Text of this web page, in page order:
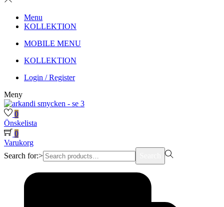
Menu
KOLLEKTION
MOBILE MENU
KOLLEKTION
Login / Register
Meny
0
Önskelista
0
Varukorg
Search for:>